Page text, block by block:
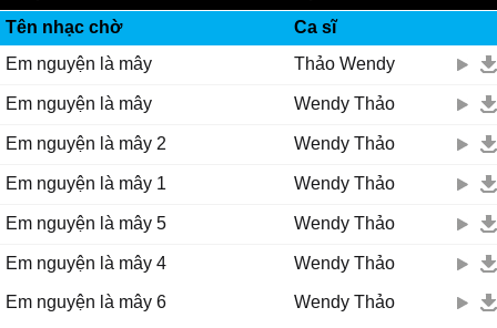
Để một đời được ở bên che chở cho anh.
Em có thể chịu được bão giông nhưng không chịu được sự nhớ
mong.
Chỉ cần mỗi ngày nhìn thấy anh yên vui mà thôi.
Nếu một ngày chẳng cần đến em, em sẽ tự lùi về phía sau
Anh không phải bận lòng nghĩ suy em sẽ ra sao.
Tên nhạc chờ
Ca sĩ
Em nguyện là mây
Thảo Wendy
Em nguyện là mây Wendy Thảo
Em nguyện là mây 2 Wendy Thảo
Em nguyện là mây 1 Wendy Thảo
Em nguyện là mây 5 Wendy Thảo
Em nguyện là mây 4 Wendy Thảo
Em nguyện là mây 6 Wendy Thảo